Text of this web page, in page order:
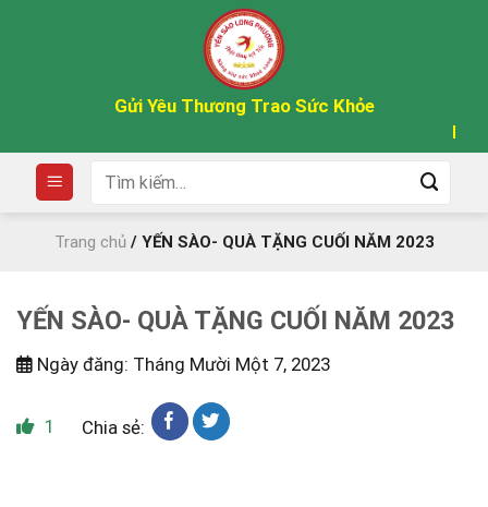
Gửi Yêu Thương Trao Sức Khỏe
Phát
kiếm:
Trang chủ/ YẾN SÀO- QUÀ TẶNG CUỐI NĂM 2023
YẾN SÀO- QUÀ TẶNG CUỐI NĂM 2023
Ngày đăng: Tháng Mười Một 7, 2023
1 Chia sẻ: